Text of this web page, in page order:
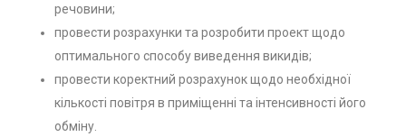
речовини;
провести розрахунки та розробити проект щодо
оптимального способу виведення викидів;
провести коректний розрахунок щодо необхідної
кількості повітря в приміщенні та інтенсивності його
обміну.